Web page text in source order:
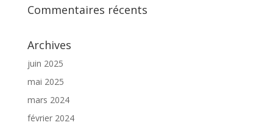
Commentaires récents
Archives
juin 2025
mai 2025
mars 2024
février 2024